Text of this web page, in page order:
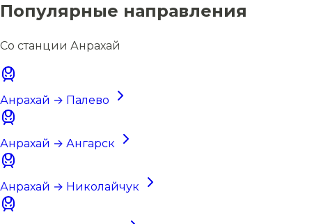
Популярные направления
Со станции Анрахай
Анрахай → Палево
Анрахай → Ангарск
Анрахай → Николайчук